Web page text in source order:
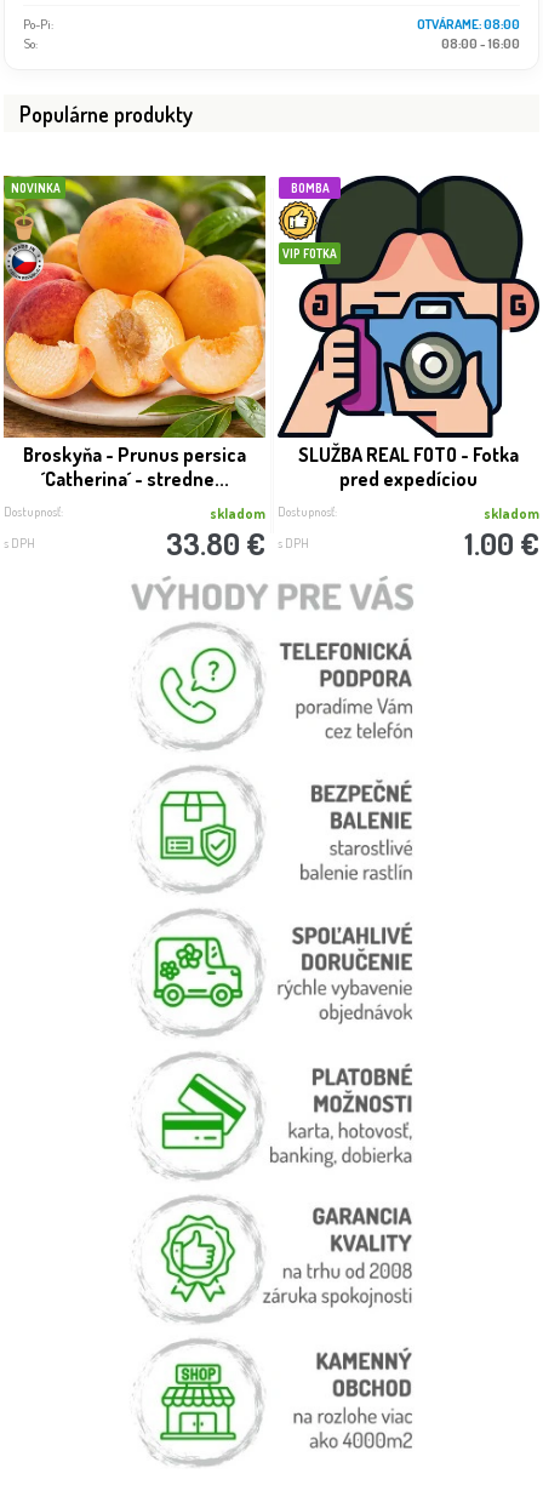
Po-Pi:
08:00 - 18:00
So:
08:00 - 16:00
Populárne produkty
NOVINKA
Broskyňa - Prunus persica
´Catherina´ - stredne...
Dostupnosť: skladom
s DPH 33.80 €
BOMBA
VIP FOTKA
SLUŽBA REAL FOTO - Fotka
pred expedíciou
Dostupnosť: skladom
s DPH 1.00 €